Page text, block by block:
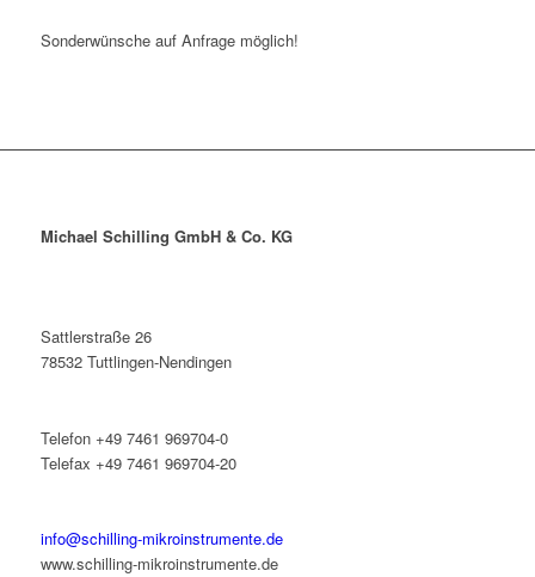
Sonderwünsche auf Anfrage möglich!
Michael Schilling GmbH & Co. KG
Sattlerstraße 26
78532 Tuttlingen-Nendingen
Telefon +49 7461 969704-0
Telefax +49 7461 969704-20
info@schilling-mikroinstrumente.de
www.schilling-mikroinstrumente.de